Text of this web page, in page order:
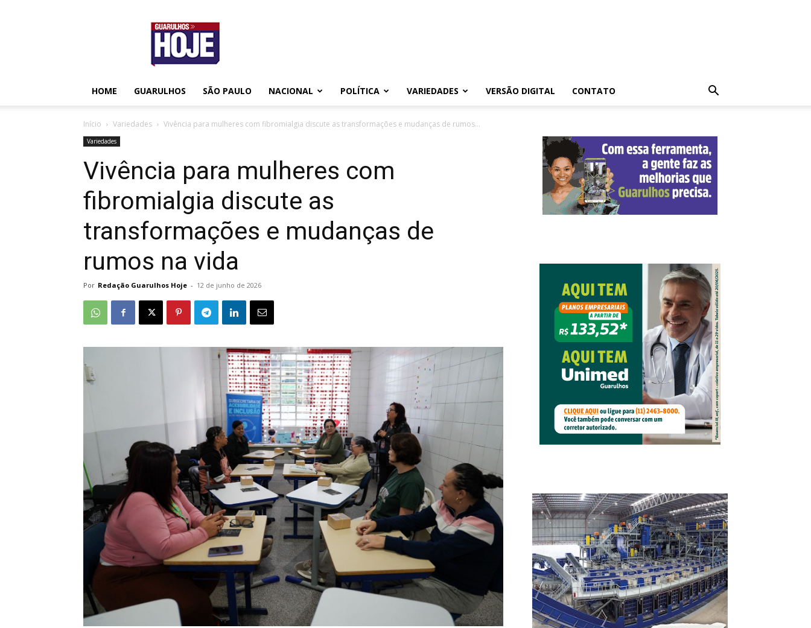
Guarulhos
Hoje
HOME GUARULHOS SÃO PAULO NACIONAL POLÍTICA VARIEDADES VERSÃO DIGITAL CONTATO
Início Variedades Vivência para mulheres com fibromialgia discute as transformações e mudanças de rumos...
Variedades
Vivência para mulheres com
fibromialgia discute as
transformações e mudanças de
rumos na vida
Por Redação Guarulhos Hoje - 12 de junho de 2026